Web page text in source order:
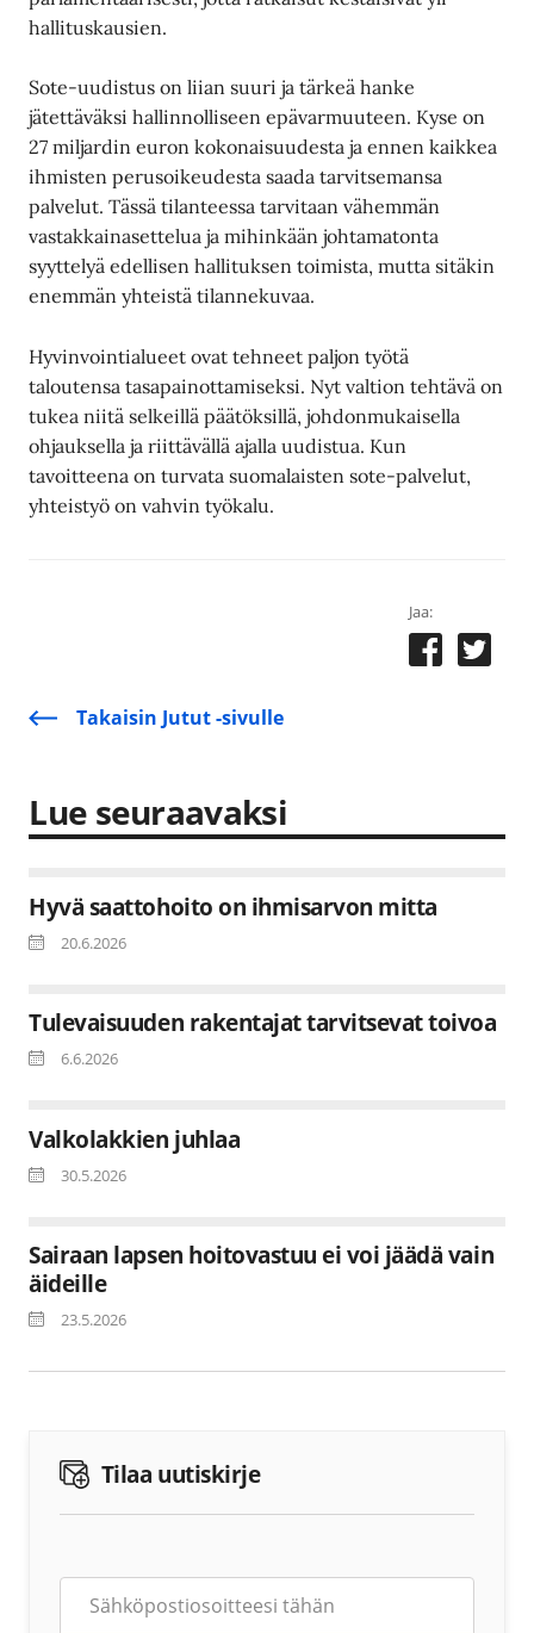
hallituskausien.
Sote-uudistus on liian suuri ja tärkeä hanke
jätettäväksi hallinnolliseen epävarmuuteen. Kyse on
27 miljardin euron kokonaisuudesta ja ennen kaikkea
ihmisten perusoikeudesta saada tarvitsemansa
palvelut. Tässä tilanteessa tarvitaan vähemmän
vastakkainasettelua ja mihinkään johtamatonta
syyttelyä edellisen hallituksen toimista, mutta sitäkin
enemmän yhteistä tilannekuvaa.
Hyvinvointialueet ovat tehneet paljon työtä
taloutensa tasapainottamiseksi. Nyt valtion tehtävä on
tukea niitä selkeillä päätöksillä, johdonmukaisella
ohjauksella ja riittävällä ajalla uudistua. Kun
tavoitteena on turvata suomalaisten sote-palvelut,
yhteistyö on vahvin työkalu.
Jaa:
Takaisin Jutut -sivulle
Lue seuraavaksi
Hyvä saattohoito on ihmisarvon mitta
20.6.2026
Tulevaisuuden rakentajat tarvitsevat toivoa
6.6.2026
Valkolakkien juhlaa
30.5.2026
Sairaan lapsen hoitovastuu ei voi jäädä vain
äideille
23.5.2026
Tilaa uutiskirje